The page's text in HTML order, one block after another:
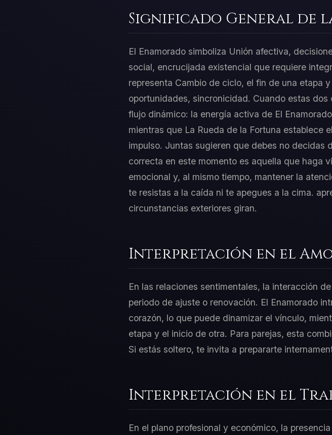
Significado General de
El Enamorado simboliza Unión afectiva,
social, encrucijada existencial que requiere
representa Cambio de ciclo, el fin de una etapa
oportunidades, sincronicidad. Cuando estas
flujo dinámico: la energía activa de El
mientras que La Rueda de la Fortuna establece
impulso. Juntas sugieren que debes no decidas
correcta en este momento es aquella que haga
emocional y, al mismo tiempo, mantener la
te resistas a la caída ni te apegues a la cima.
circunstancias exteriores giran.
Interpretación en el
En las relaciones sentimentales, la interacción
periodo de ajuste o renovación. El Enamorado
corazón, lo que puede dinamizar el vínculo,
etapa y el inicio de otra. Para parejas, esta
Si estás soltero, te invita a prepararte
Interpretación en el
En el plano profesional y económico, la